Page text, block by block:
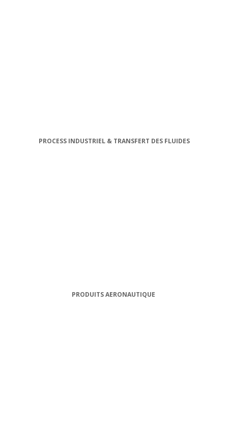
PROCESS INDUSTRIEL & TRANSFERT DES FLUIDES
PRODUITS AERONAUTIQUE